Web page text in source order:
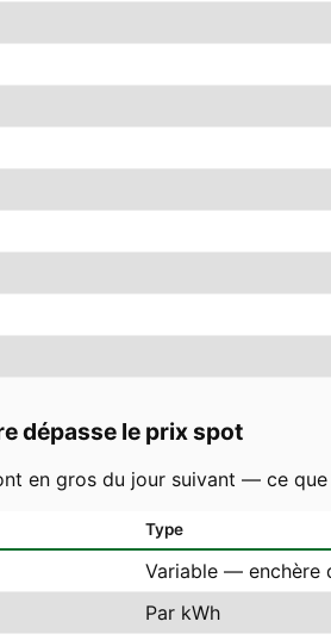
dépasse le prix spot
en gros du jour suivant — ce
Type
Variable — enchère
Par kWh